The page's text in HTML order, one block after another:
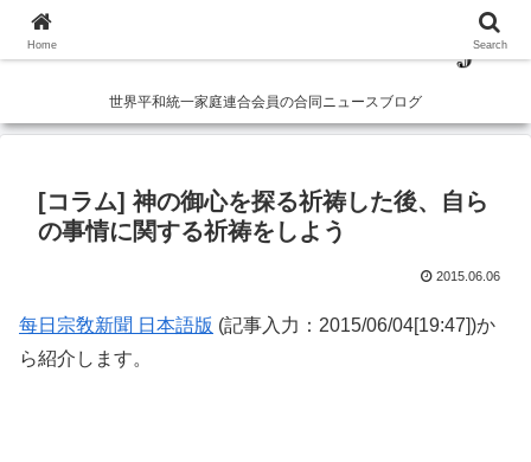
世界平和統一家庭連合会員の合同ニュースブログ
[コラム] 神の御心を探る祈祷した後、自ら
の事情に関する祈祷をしよう
2015.06.06
每日宗敎新聞 日本語版 (記事入力：2015/06/04[19:47])か
ら紹介します。
Home Search